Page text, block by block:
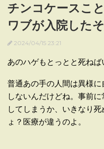
チンコケースこ
ワブが入院した
2024/04/15 23:21
あのハゲもとっとと死ねば
普通あの手の人間は異様
しないんだけどね。事前
してしまうか、いきなり
ょ？医療が違うのよ。